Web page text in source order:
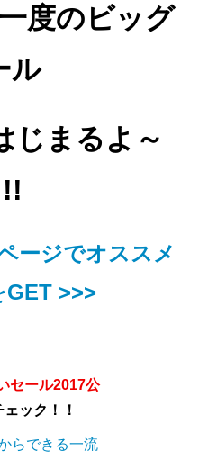
度のビッグ
ル
じまるよ～
ージでオススメ
GET >>>
セール2017公
ェック！！
らできる一流